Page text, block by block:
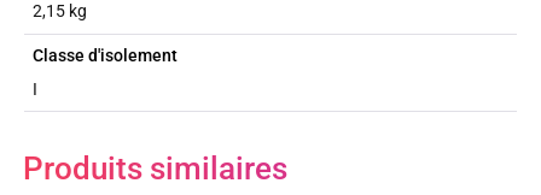
2,15 kg
Classe d'isolement
I
Produits similaires